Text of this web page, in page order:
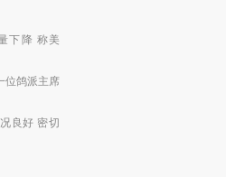
下降 称美
位鸽派主席
良好 密切